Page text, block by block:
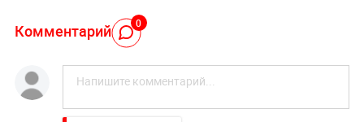
Комментарий 0